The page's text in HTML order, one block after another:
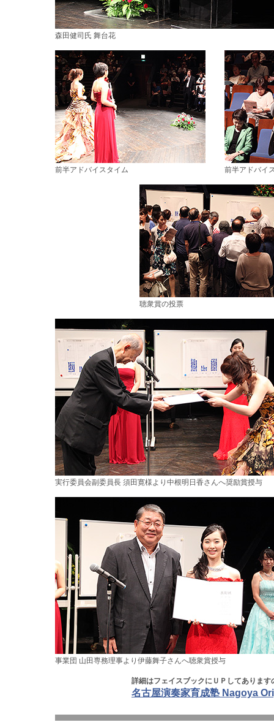
森田健司氏 舞台花
前半アドバイスタイム 前半アドバイ
聴衆賞の投票
実行委員会副委員長 須田寛様より中根明日香さんへ奨励賞授与
事業団 山田専務理事より伊藤舞子さんへ聴衆賞授与
詳細はフェイスブックにＵＰしてあります
名古屋演奏家育成塾 Nagoya